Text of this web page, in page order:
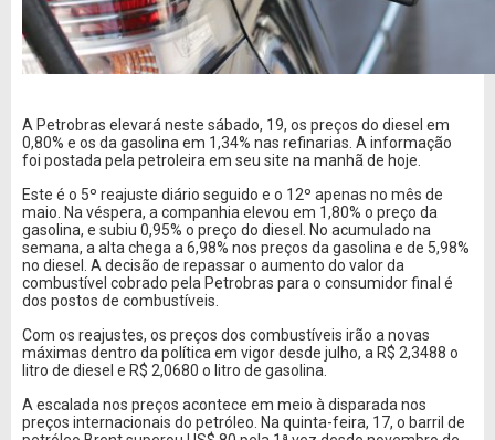
A Petrobras elevará neste sábado, 19, os preços do diesel em
0,80% e os da gasolina em 1,34% nas refinarias. A informação
foi postada pela petroleira em seu site na manhã de hoje.
Este é o 5º reajuste diário seguido e o 12º apenas no mês de
maio. Na véspera, a companhia elevou em 1,80% o preço da
gasolina, e subiu 0,95% o preço do diesel. No acumulado na
semana, a alta chega a 6,98% nos preços da gasolina e de 5,98%
no diesel. A decisão de repassar o aumento do valor da
combustível cobrado pela Petrobras para o consumidor final é
dos postos de combustíveis.
Com os reajustes, os preços dos combustíveis irão a novas
máximas dentro da política em vigor desde julho, a R$ 2,3488 o
litro de diesel e R$ 2,0680 o litro de gasolina.
A escalada nos preços acontece em meio à disparada nos
preços internacionais do petróleo. Na quinta-feira, 17, o barril de